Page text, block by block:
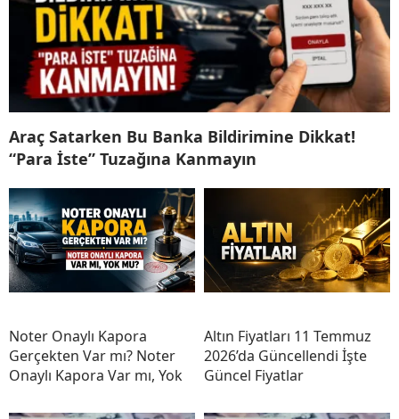
Araç Satarken Bu Banka Bildirimine Dikkat!
“Para İste” Tuzağına Kanmayın
Noter Onaylı Kapora
Gerçekten Var mı? Noter
Onaylı Kapora Var mı, Yok
Altın Fiyatları 11 Temmuz
2026’da Güncellendi İşte
Güncel Fiyatlar